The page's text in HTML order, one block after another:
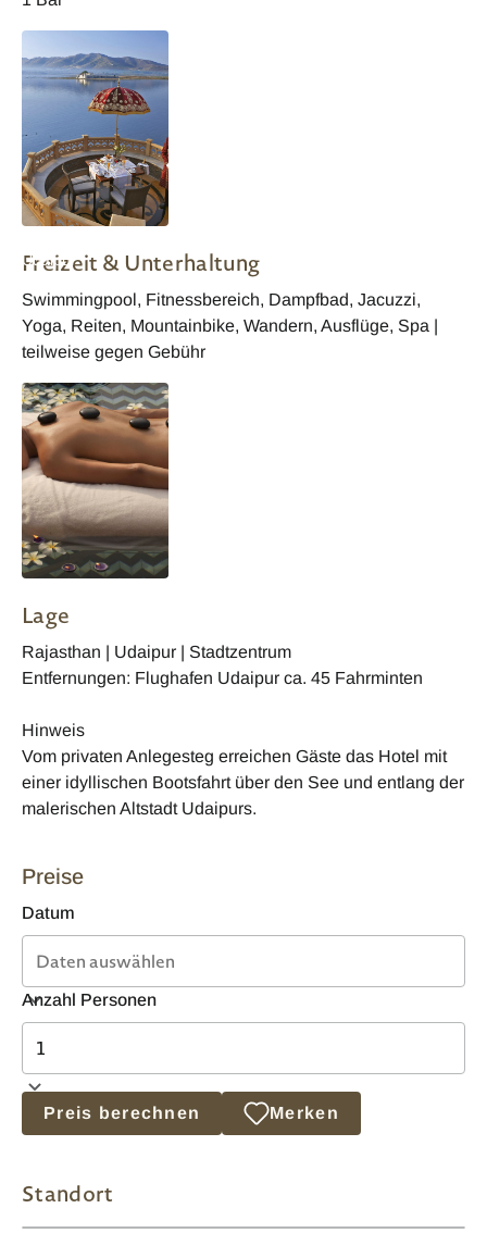
Udaipur
Freizeit & Unterhaltung
Swimmingpool, Fitnessbereich, Dampfbad, Jacuzzi,
Yoga, Reiten, Mountainbike, Wandern, Ausflüge, Spa |
teilweise gegen Gebühr
Lage
Rajasthan | Udaipur | Stadtzentrum
Entfernungen: Flughafen Udaipur ca. 45 Fahrminten
Hinweis
Vom privaten Anlegesteg erreichen Gäste das Hotel mit
einer idyllischen Bootsfahrt über den See und entlang der
malerischen Altstadt Udaipurs.
Preise
Datum
Anzahl Personen
Preis berechnen Merken
Standort